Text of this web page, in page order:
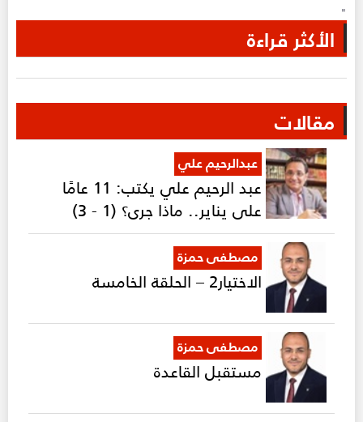
"
الأكثر قراءة
مقالات
عبدالرحيم علي
عبد الرحيم علي يكتب: 11 عامًا
على يناير.. ماذا جرى؟ (1 - 3)
مصطفى حمزة
الاختيار2 – الحلقة الخامسة
مصطفى حمزة
مستقبل القاعدة